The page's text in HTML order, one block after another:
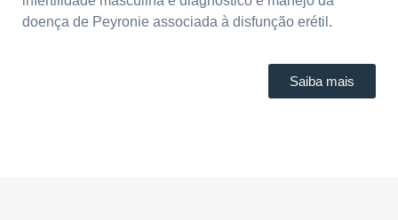
doença de Peyronie associada à disfunção erétil.
Saiba mais